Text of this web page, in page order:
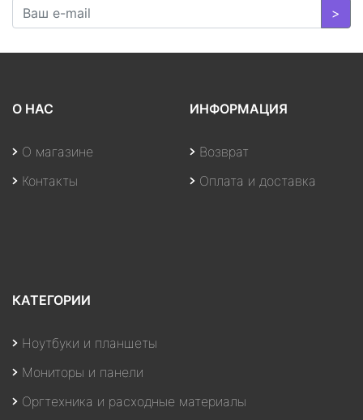
>
О НАС
О магазине
Контакты
ИНФОРМАЦИЯ
Возврат
Оплата и доставка
КАТЕГОРИИ
Ноутбуки и планшеты
Мониторы и панели
Оргтехника и расходные материалы